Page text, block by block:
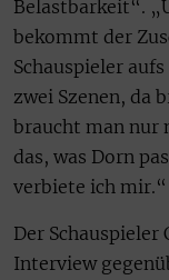
Belastbarkeit“.
bekommt der
Schauspieler
zwei Szenen, da
braucht man nur
das, was Dorn
verbiete ich mir.“
Der
Interview